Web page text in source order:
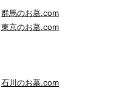
群馬のお墓.com
東京のお墓.com
石川のお墓.com